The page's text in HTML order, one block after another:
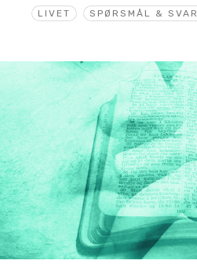
LIVET SPØRSMÅL & SVAR